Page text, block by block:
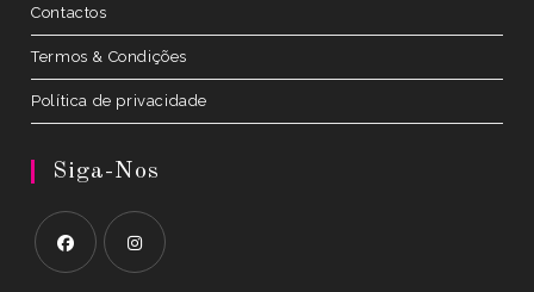
Contactos
Termos & Condições
Política de privacidade
Siga-Nos